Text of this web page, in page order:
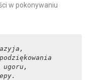
w pokonywaniu
ugoru,